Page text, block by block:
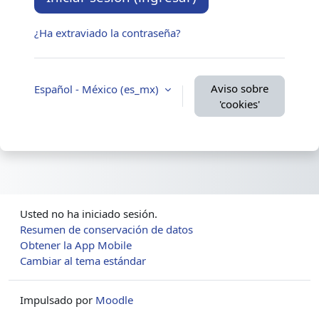
¿Ha extraviado la contraseña?
Español - México ‎(es_mx)‎
Aviso sobre
'cookies'
Usted no ha iniciado sesión.
Resumen de conservación de datos
Obtener la App Mobile
Cambiar al tema estándar
Impulsado por Moodle